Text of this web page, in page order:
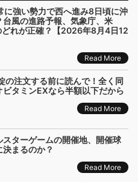
に強い勢力で西へ進み8日頃に沖
台風の進路予報、気象庁、米
れが正確？【2026年8月4日12
Read More
の注文する前に読んで！全く同
ビタミンEXなら半額以下だから
Read More
スターゲームの開催地、開催球
まるのか？
Read More